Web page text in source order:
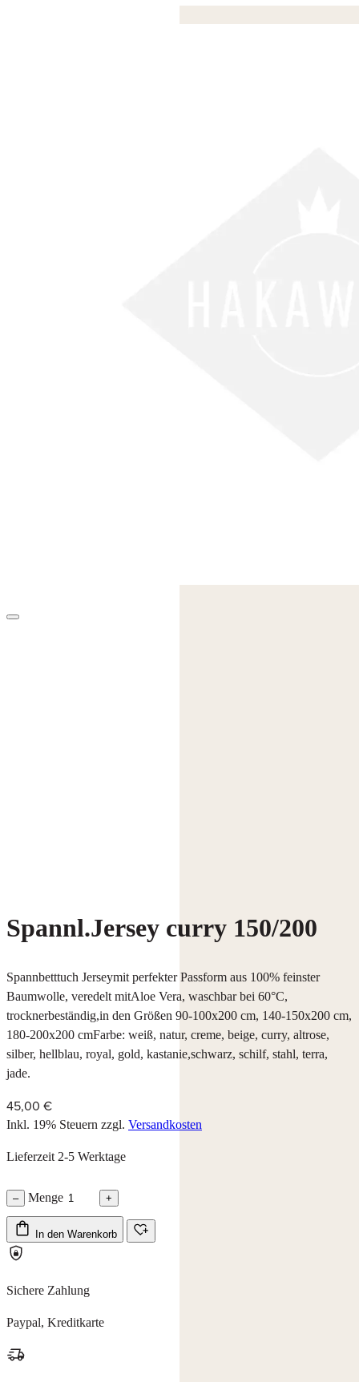
Spannl.Jersey curry 150/200
Spannbetttuch Jerseymit perfekter Passform aus 100% feinster
Baumwolle, veredelt mitAloe Vera, waschbar bei 60°C,
trocknerbeständig,in den Größen 90-100x200 cm, 140-150x200 cm,
180-200x200 cmFarbe: weiß, natur, creme, beige, curry, altrose,
silber, hellblau, royal, gold, kastanie,schwarz, schilf, stahl, terra,
jade.
45,00 €
Inkl. 19% Steuern zzgl. Versandkosten
Lieferzeit 2-5 Werktage
– Menge +
In den Warenkorb
Sichere Zahlung
Paypal, Kreditkarte